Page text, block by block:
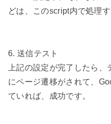
どは、このscript内で処理
6. 送信テスト
上記の設定が完了したら
にページ遷移がされて、
ていれば、成功です。